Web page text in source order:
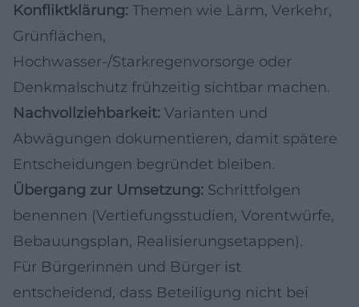
Konfliktklärung: Themen wie Lärm, Verkehr,
Grünflächen,
Hochwasser-/Starkregenvorsorge oder
Denkmalschutz frühzeitig sichtbar machen.
Nachvollziehbarkeit: Varianten und
Abwägungen dokumentieren, damit spätere
Entscheidungen begründet bleiben.
Übergang zur Umsetzung: Schrittfolgen
benennen (Vertiefungsstudien, Vorentwürfe,
Bebauungsplan, Realisierungsetappen).
Für Bürgerinnen und Bürger ist
entscheidend, dass Beteiligung nicht bei